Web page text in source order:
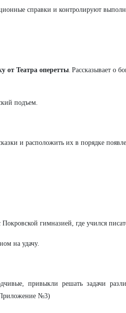
справки и контролируют
от Театра оперетты. Рассказывает о
подъем.
и расположить их в порядке
Покровской гимназией, где учился
на удачу.
привыкли решать задачи
№3)